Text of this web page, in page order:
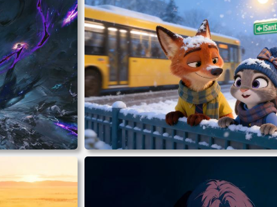
壁纸大全
面 高清壁纸 壁纸下载 壁纸大全
纸 电脑桌面
电脑壁纸 动漫 冬季 公交车 朱迪狐尼克 4K
160 电脑桌面 高清壁纸 壁纸下载 壁纸大全